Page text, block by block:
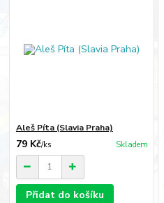
Aleš Píta (Slavia Praha)
79 Kč/ks Skladem
Přidat do košíku